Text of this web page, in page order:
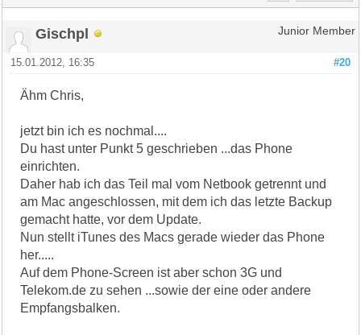
Gischpl Junior Member
#20
15.01.2012, 16:35
Ähm Chris,
jetzt bin ich es nochmal....
Du hast unter Punkt 5 geschrieben ...das Phone
einrichten.
Daher hab ich das Teil mal vom Netbook getrennt und
am Mac angeschlossen, mit dem ich das letzte Backup
gemacht hatte, vor dem Update.
Nun stellt iTunes des Macs gerade wieder das Phone
her.....
Auf dem Phone-Screen ist aber schon 3G und
Telekom.de zu sehen ...sowie der eine oder andere
Empfangsbalken.